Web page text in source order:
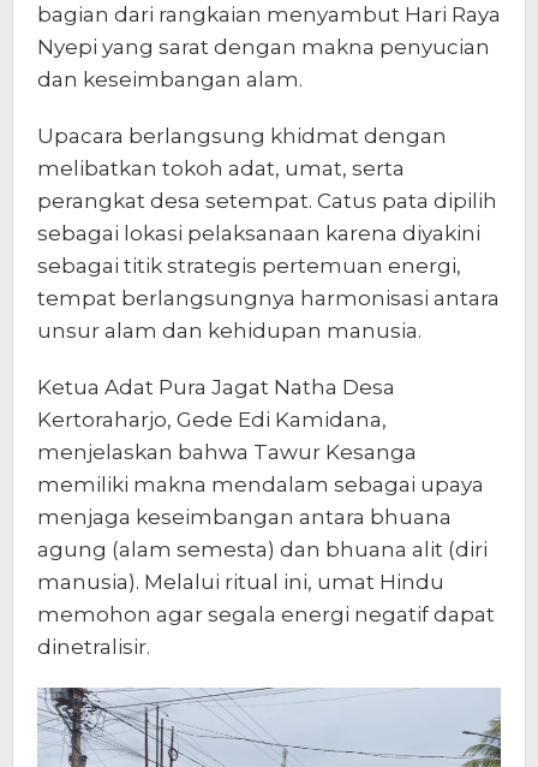
bagian dari rangkaian menyambut Hari Raya
Nyepi yang sarat dengan makna penyucian
dan keseimbangan alam.
Upacara berlangsung khidmat dengan
melibatkan tokoh adat, umat, serta
perangkat desa setempat. Catus pata dipilih
sebagai lokasi pelaksanaan karena diyakini
sebagai titik strategis pertemuan energi,
tempat berlangsungnya harmonisasi antara
unsur alam dan kehidupan manusia.
Ketua Adat Pura Jagat Natha Desa
Kertoraharjo, Gede Edi Kamidana,
menjelaskan bahwa Tawur Kesanga
memiliki makna mendalam sebagai upaya
menjaga keseimbangan antara bhuana
agung (alam semesta) dan bhuana alit (diri
manusia). Melalui ritual ini, umat Hindu
memohon agar segala energi negatif dapat
dinetralisir.